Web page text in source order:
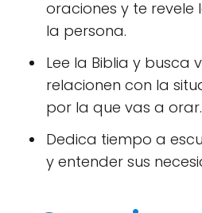
oraciones y te revele
la persona.
Lee la Biblia y busca
relacionen con la
por la que vas a orar.
Dedica tiempo a
y entender sus